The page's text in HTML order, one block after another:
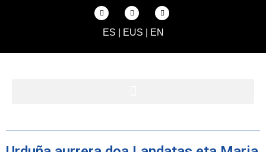
ES EUS EN